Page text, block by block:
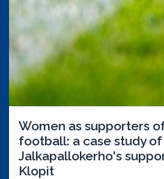
Women as supporters
football: a case study
Jalkapallokerho's
Klopit